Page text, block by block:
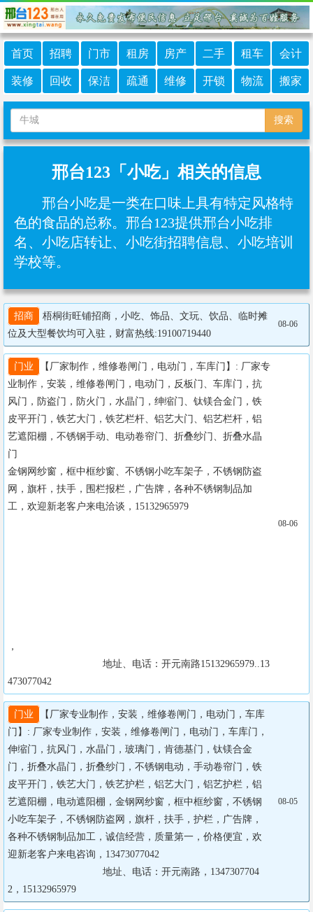
首页 招聘 门市 租房 房产 二手 租车 会计
装修 回收 保洁 疏通 维修 开锁 物流 搬家
搜索
邢台123「小吃」相关的信息
邢台小吃是一类在口味上具有特定风格特
色的食品的总称。邢台123提供邢台小吃排
名、小吃店转让、小吃街招聘信息、小吃培训
学校等。
招商
梧桐街旺铺招商，小吃、饰品、文玩、饮品、临时摊
位及大型餐饮均可入驻，财富热线:19100719440
08-06
门业
【厂家制作，维修卷闸门，电动门，车库门】: 厂家专
业制作，安装，维修卷闸门，电动门，反板门、车库门，抗
风门，防盗门，防火门，水晶门，绅缩门、钛镁合金门，铁
皮平开门，铁艺大门，铁艺栏杆、铝艺大门、铝艺栏杆，铝
艺遮阳棚，不锈钢手动、电动卷帘门、折叠纱门、折叠水晶
门
金钢网纱窗，框中框纱窗、不锈钢小吃车架子，不锈钢防盗
网，旗杆，扶手，围栏报栏，广告牌，各种不锈钢制品加
工，欢迎新老客户来电洽谈，15132965979
，
473077042
08-06
门业
【厂家专业制作，安装，维修卷闸门，电动门，车库
门】: 厂家专业制作，安装，维修卷闸门，电动门，车库门，
伸缩门，抗风门，水晶门，玻璃门，肯德基门，钛镁合金
门，折叠水晶门，折叠纱门，不锈钢电动，手动卷帘门，铁
皮平开门，铁艺大门，铁艺护栏，铝艺大门，铝艺护栏，铝
艺遮阳棚，电动遮阳棚，金钢网纱窗，框中框纱窗，不锈钢
小吃车架子，不锈钢防盗网，旗杆，扶手，护栏，广告牌，
各种不锈钢制品加工，诚信经营，质量第一，价格便宜，欢
迎新老客户来电咨询，13473077042
2，15132965979
08-05